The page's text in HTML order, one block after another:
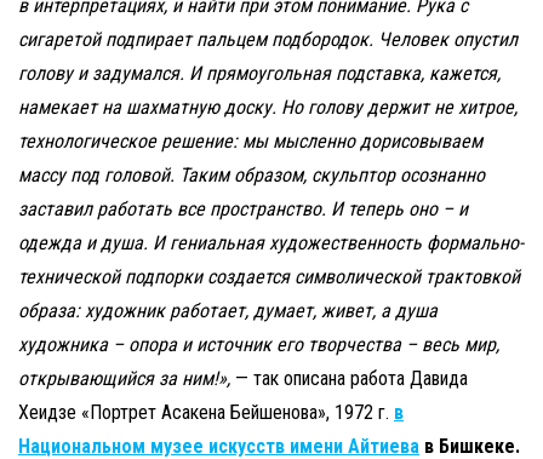
в интерпретациях, и найти при этом понимание. Рука с
сигаретой подпирает пальцем подбородок. Человек опустил
голову и задумался. И прямоугольная подставка, кажется,
намекает на шахматную доску. Но голову держит не хитрое,
технологическое решение: мы мысленно дорисовываем
массу под головой. Таким образом, скульптор осознанно
заставил работать все пространство. И теперь оно – и
одежда и душа. И гениальная художественность формально-
технической подпорки создается символической трактовкой
образа: художник работает, думает, живет, а душа
художника – опора и источник его творчества – весь мир,
открывающийся за ним!», — так описана работа Давида
Хеидзе «Портрет Асакена Бейшенова», 1972 г. в
Национальном музее искусств имени Айтиева в Бишкеке.